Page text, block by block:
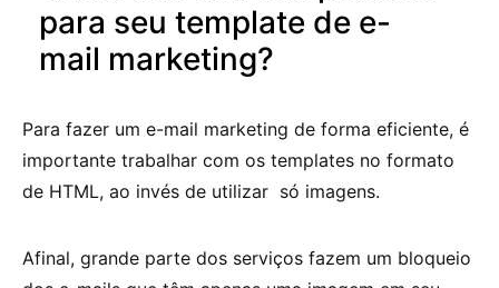
para seu template de e-
mail marketing?
Para fazer um e-mail marketing de forma eficiente, é
importante trabalhar com os templates no formato
de HTML, ao invés de utilizar só imagens.
Afinal, grande parte dos serviços fazem um bloqueio